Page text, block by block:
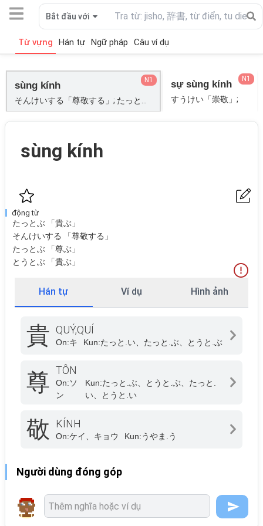
Bắt đầu với
Từ vựng Hán tự Ngữ pháp Câu ví dụ
sùng kính N1 sự sùng kính
すうけい「崇敬」;
N1
sùng kính
động từ
たっとぶ 「貴ぶ」
そんけいする 「尊敬する」
たっとぶ 「尊ぶ」
とうとぶ 「貴ぶ」
Hán tự Ví dụ Hình ảnh
貴 QUÝ,QUÍ
On:キ Kun:たっと.い、たっと.ぶ、とうと.ぶ
尊 TÔN
On:ソ
ン
Kun:たっと.ぶ、とうと.ぶ、たっと.
い、とうと.い
敬 KÍNH
On:ケイ、キョウ Kun:うやま.う
Người dùng đóng góp